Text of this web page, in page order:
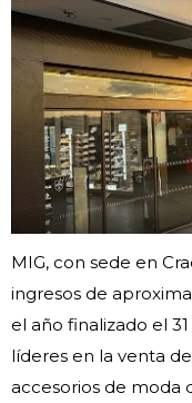
MIG, con sede en
ingresos de
el año finalizado el
líderes en la venta
accesorios de moda